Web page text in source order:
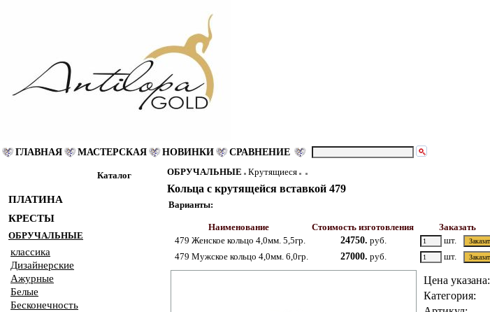
ГЛАВНАЯ МАСТЕРСКАЯ НОВИНКИ СРАВНЕНИЕ
Каталог
ПЛАТИНА
КРЕСТЫ
ОБРУЧАЛЬНЫЕ
классика
Дизайнерские
Ажурные
Белые
Бесконечность
ОБРУЧАЛЬНЫЕ Крутящиеся
Кольца с крутящейся вставкой 479
Варианты:
Наименование Стоимость изготовления Заказать
479 Женское кольцо 4,0мм. 5,5гр.
24750. руб. шт.
479 Мужское кольцо 4,0мм. 6,0гр.
27000. руб. шт.
Цена указана:
Категория: